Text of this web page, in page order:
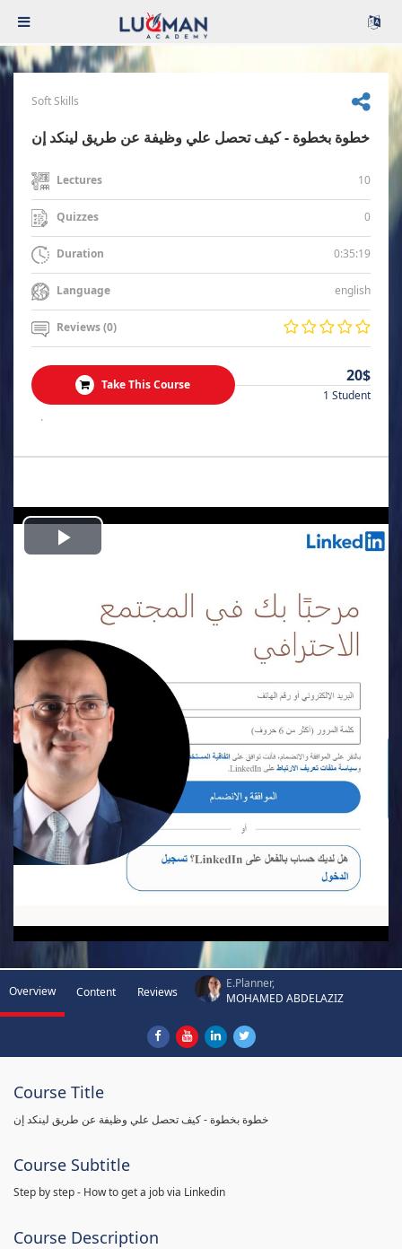
Soft Skills
خطوة بخطوة - كيف تحصل علي وظيفة عن طريق لينكد إن
Lectures 10
Quizzes 0
Duration 0:35:19
Language english
Reviews (0)
Take This Course 20$
1 Student
.
Play
Video
Overview Content Reviews
E.Planner,
MOHAMED ABDELAZIZ
Course Title
خطوة بخطوة - كيف تحصل علي وظيفة عن طريق لينكد إن
Course Subtitle
Step by step - How to get a job via Linkedin
Course Description